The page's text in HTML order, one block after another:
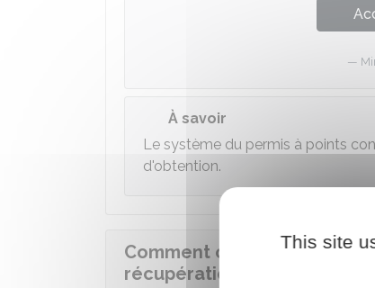
À savoir
Le système du permis à points
d'obtention.
Comment contester le
récupération des points ?
This site